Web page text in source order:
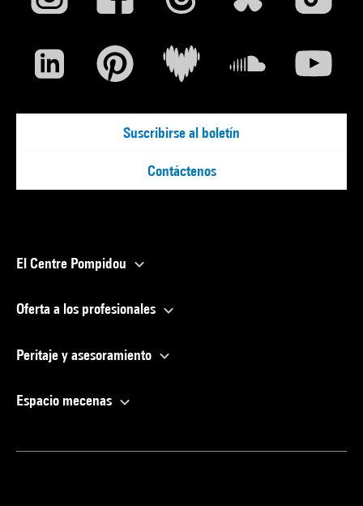
Suscribirse al boletín
Contáctenos
El Centre Pompidou
Oferta a los profesionales
Peritaje y asesoramiento
Espacio mecenas